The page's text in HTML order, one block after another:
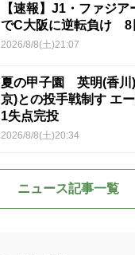
【速報】J1・ファジ
でC大阪に逆転負け 8
2026/8/8(土)21:07
夏の甲子園 英明(香川
京)との投手戦制す エ
1失点完投
2026/8/8(土)20:34
ニュース記事一覧